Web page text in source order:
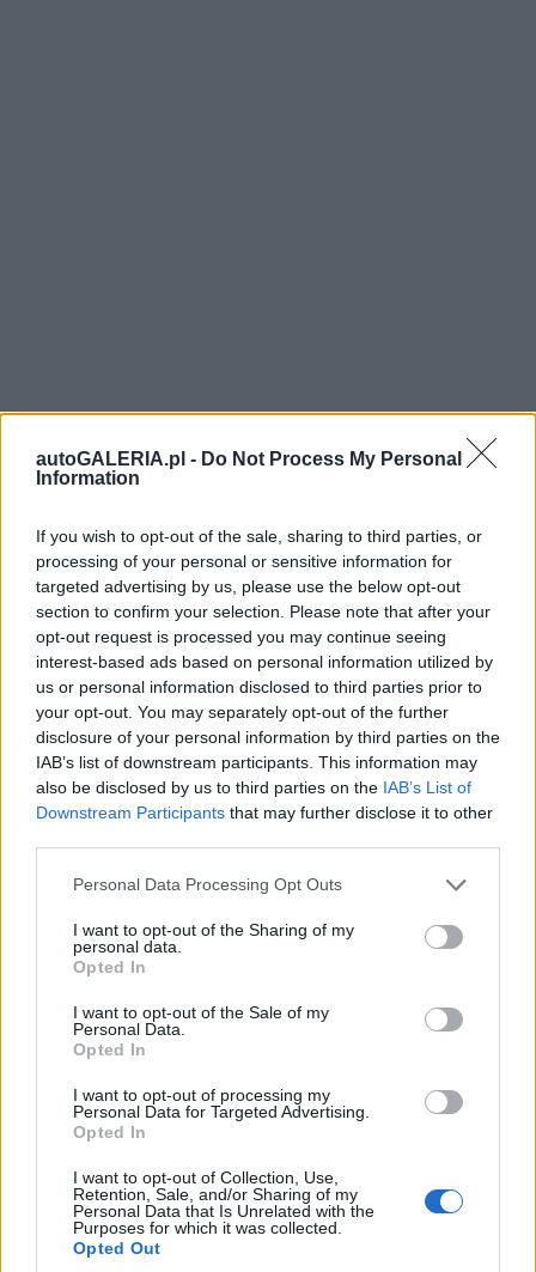
autoGALERIA.pl - Do Not Process My Personal
Information
If you wish to opt-out of the sale, sharing to third parties, or
processing of your personal or sensitive information for
targeted advertising by us, please use the below opt-out
section to confirm your selection. Please note that after your
opt-out request is processed you may continue seeing
interest-based ads based on personal information utilized by
us or personal information disclosed to third parties prior to
your opt-out. You may separately opt-out of the further
disclosure of your personal information by third parties on the
IAB’s list of downstream participants. This information may
also be disclosed by us to third parties on the IAB’s List of
Downstream Participants that may further disclose it to other
Please note that this website/app uses one or more Google
not limited to your visit or usage behaviour. You may click to
grant or deny consent to Google and its third-party tags to
use your data for below specified purposes in below Google
consent section.
Personal Data Processing Opt Outs
I want to opt-out of the Sharing of my
personal data.
Opted In
I want to opt-out of the Sale of my
Personal Data.
Opted In
I want to opt-out of processing my
Personal Data for Targeted Advertising.
Opted In
I want to opt-out of Collection, Use,
Retention, Sale, and/or Sharing of my
Personal Data that Is Unrelated with the
Purposes for which it was collected.
Opted Out